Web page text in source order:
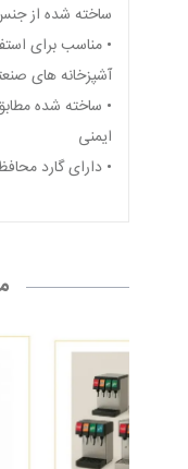
ساخته شده از
• مناسب برای
آشپزخانه های
ایمنی
• دارای گارد